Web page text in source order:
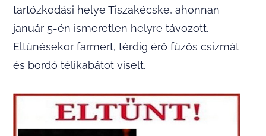
tartózkodási helye Tiszakécske, ahonnan
január 5-én ismeretlen helyre távozott.
Eltűnésekor farmert, térdig érő fűzős csizmát
és bordó télikabátot viselt.